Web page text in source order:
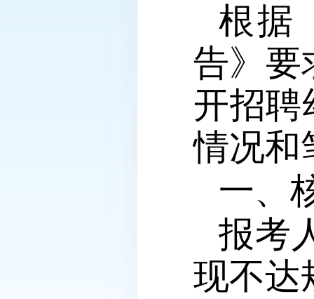
根据
告》要
开招聘
情况和
一、
报考
现不达